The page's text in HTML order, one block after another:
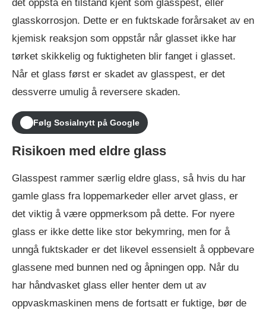
det oppstå en tilstand kjent som glasspest, eller
glasskorrosjon. Dette er en fuktskade forårsaket av en
kjemisk reaksjon som oppstår når glasset ikke har
tørket skikkelig og fuktigheten blir fanget i glasset.
Når et glass først er skadet av glasspest, er det
dessverre umulig å reversere skaden.
Følg Sosialnytt på Google
Risikoen med eldre glass
Glasspest rammer særlig eldre glass, så hvis du har
gamle glass fra loppemarkeder eller arvet glass, er
det viktig å være oppmerksom på dette. For nyere
glass er ikke dette like stor bekymring, men for å
unngå fuktskader er det likevel essensielt å oppbevare
glassene med bunnen ned og åpningen opp. Når du
har håndvasket glass eller henter dem ut av
oppvaskmaskinen mens de fortsatt er fuktige, bør de